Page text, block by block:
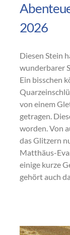
2026
Diesen Stein
wunderbarer
Ein bisschen
von einem
getragen.
worden. Von
das Glitzern
Matthäus-
einige kurze
gehört auch